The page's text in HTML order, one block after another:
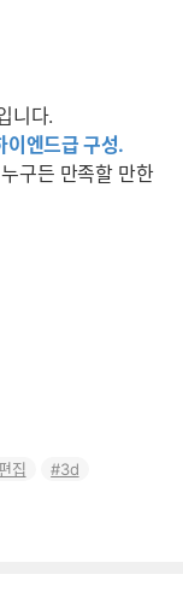
니다.
이엔드급 구성.
구든 만족할 만한
집
3d